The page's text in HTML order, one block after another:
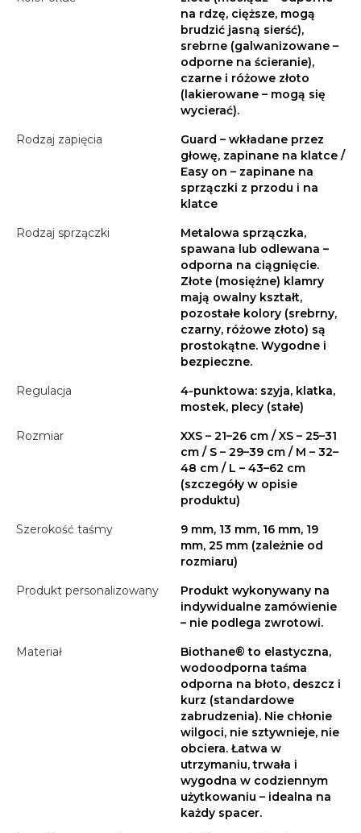
na rdzę, cięższe, mogą
brudzić jasną sierść),
srebrne (galwanizowane –
odporne na ścieranie),
czarne i różowe złoto
(lakierowane – mogą się
wycierać).
Rodzaj zapięcia
Guard – wkładane przez
głowę, zapinane na klatce /
Easy on – zapinane na
sprzączki z przodu i na
klatce
Rodzaj sprzączki
Metalowa sprzączka,
spawana lub odlewana –
odporna na ciągnięcie.
Złote (mosiężne) klamry
mają owalny kształt,
pozostałe kolory (srebrny,
czarny, różowe złoto) są
prostokątne. Wygodne i
bezpieczne.
Regulacja
4-punktowa: szyja, klatka,
mostek, plecy (stałe)
Rozmiar
XXS – 21–26 cm / XS – 25–31
cm / S – 29–39 cm / M – 32–
48 cm / L – 43–62 cm
(szczegóły w opisie
produktu)
Szerokość taśmy
9 mm, 13 mm, 16 mm, 19
mm, 25 mm (zależnie od
rozmiaru)
Produkt personalizowany
Produkt wykonywany na
indywidualne zamówienie
– nie podlega zwrotowi.
Materiał
Biothane® to elastyczna,
wodoodporna taśma
odporna na błoto, deszcz i
kurz (standardowe
zabrudzenia). Nie chłonie
wilgoci, nie sztywnieje, nie
obciera. Łatwa w
utrzymaniu, trwała i
wygodna w codziennym
użytkowaniu – idealna na
każdy spacer.